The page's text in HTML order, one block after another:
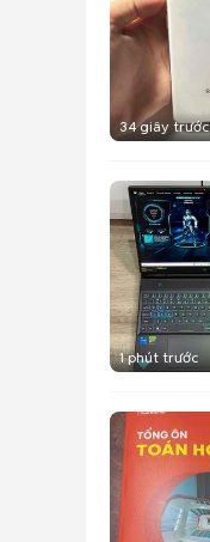
34 giây trước
1 phút trước